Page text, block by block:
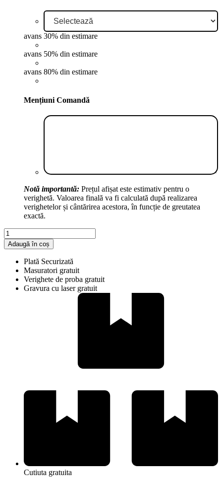
avans 30% din estimare
avans 50% din estimare
avans 80% din estimare
Mențiuni Comandă
Notă importantă: Prețul afișat este estimativ pentru o
verighetă. Valoarea finală va fi calculată după realizarea
verighetelor și cântărirea acestora, în funcție de greutatea
exactă.
Cantitate
V383
Adaugă în coș
Plată Securizată
Masuratori gratuit
Verighete de proba gratuit
Gravura cu laser gratuit
Cutiuta gratuita